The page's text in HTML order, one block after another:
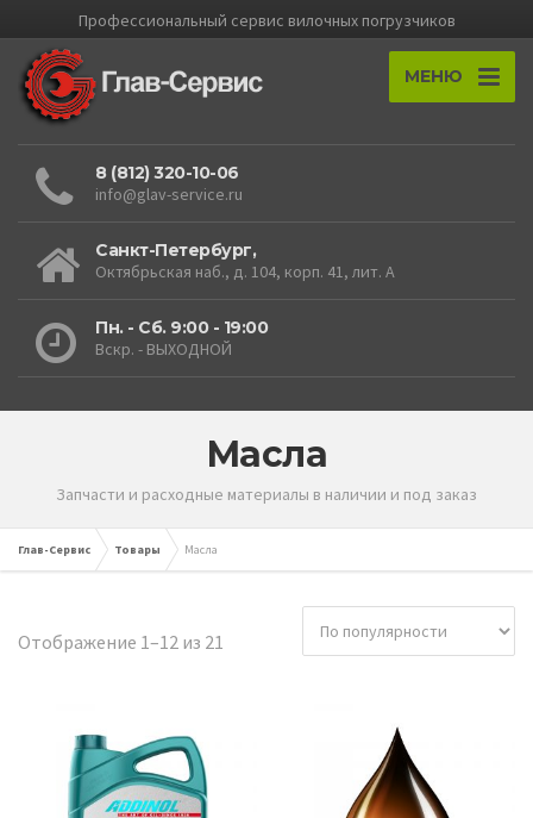
Профессиональный cервис вилочных погрузчиков
МЕНЮ
8 (812) 320-10-06
info@glav-service.ru
Санкт-Петербург,
Октябрьская наб., д. 104, корп. 41, лит. А
Пн. - Сб. 9:00 - 19:00
Вскр. - ВЫХОДНОЙ
Масла
Запчасти и расходные материалы в наличии и под заказ
Глав-Сервис Товары Масла
Отображение 1–12 из 21 Сортировка: